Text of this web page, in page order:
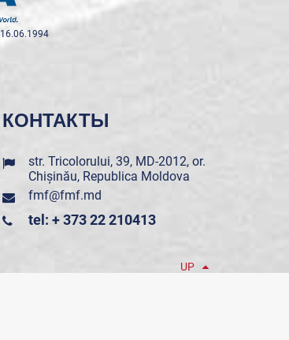
16.06.1994
КОНТАКТЫ
str. Tricolorului, 39, MD-2012, or.
Chișinău, Republica Moldova
fmf@fmf.md
tel: + 373 22 210413
UP